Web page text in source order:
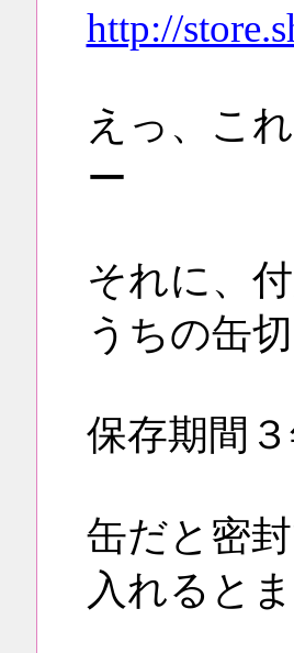
http://
えっ、こ
ー
それに、
うちの缶
保存期間
缶だと密
入れると